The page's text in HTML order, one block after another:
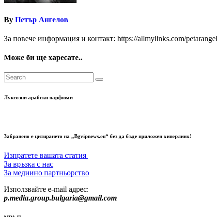
By Петър Ангелов
За повече информация и контакт: https://allmylinks.com/
Може би ще харесате..
Луксозни арабски парфюми
Забранено е цитирането на „Bgvipnews.eu“ без да бъде приложен хиперлинк!
Изпратете вашата статия
За връзка с нас
За медиино партньорство
Използвайте e-mail адрес:
p.media.group.bulgaria@gmail.com